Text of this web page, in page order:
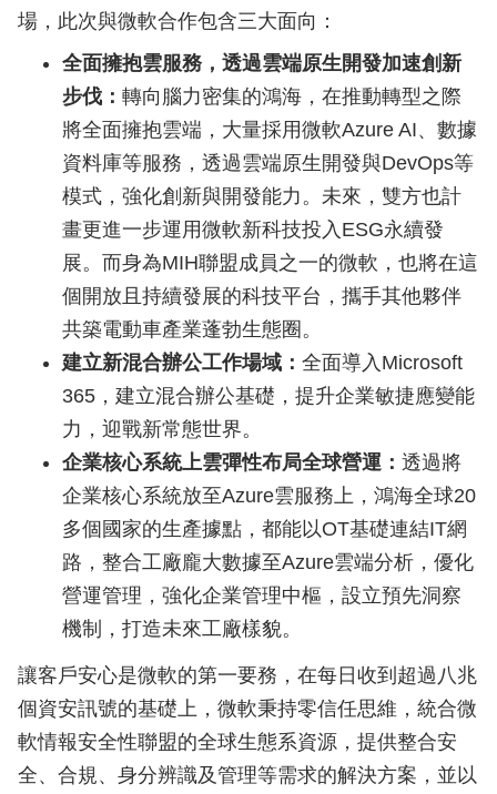
場，此次與微軟合作包含三大面向：
全面擁抱雲服務，透過雲端原生開發加速創新
步伐： 轉向腦力密集的鴻海，在推動轉型之際
將全面擁抱雲端，大量採用微軟Azure AI、數據
資料庫等服務，透過雲端原生開發與DevOps等
模式，強化創新與開發能力。未來，雙方也計
畫更進一步運用微軟新科技投入ESG永續發
展。而身為MIH聯盟成員之一的微軟，也將在這
個開放且持續發展的科技平台，攜手其他夥伴
共築電動車產業蓬勃生態圈。
建立新混合辦公工作場域： 全面導入Microsoft
365，建立混合辦公基礎，提升企業敏捷應變能
力，迎戰新常態世界。
企業核心系統上雲彈性布局全球營運： 透過將
企業核心系統放至Azure雲服務上，鴻海全球20
多個國家的生產據點，都能以OT基礎連結IT網
路，整合工廠龐大數據至Azure雲端分析，優化
營運管理，強化企業管理中樞，設立預先洞察
機制，打造未來工廠樣貌。
讓客戶安心是微軟的第一要務，在每日收到超過八兆
個資安訊號的基礎上，微軟秉持零信任思維，統合微
軟情報安全性聯盟的全球生態系資源，提供整合安
全、合規、身分辨識及管理等需求的解決方案，並以